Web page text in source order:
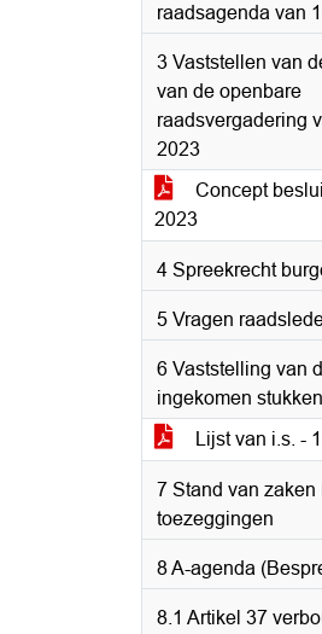
raadsagenda van
3 Vaststellen van
van de openbare
raadsvergadering
2023
Concept
2023
4 Spreekrecht
5 Vragen
6 Vaststelling van
ingekomen stukken
Lijst van i.s. -
7 Stand van zaken
toezeggingen
8 A-agenda
8.1 Artikel 37